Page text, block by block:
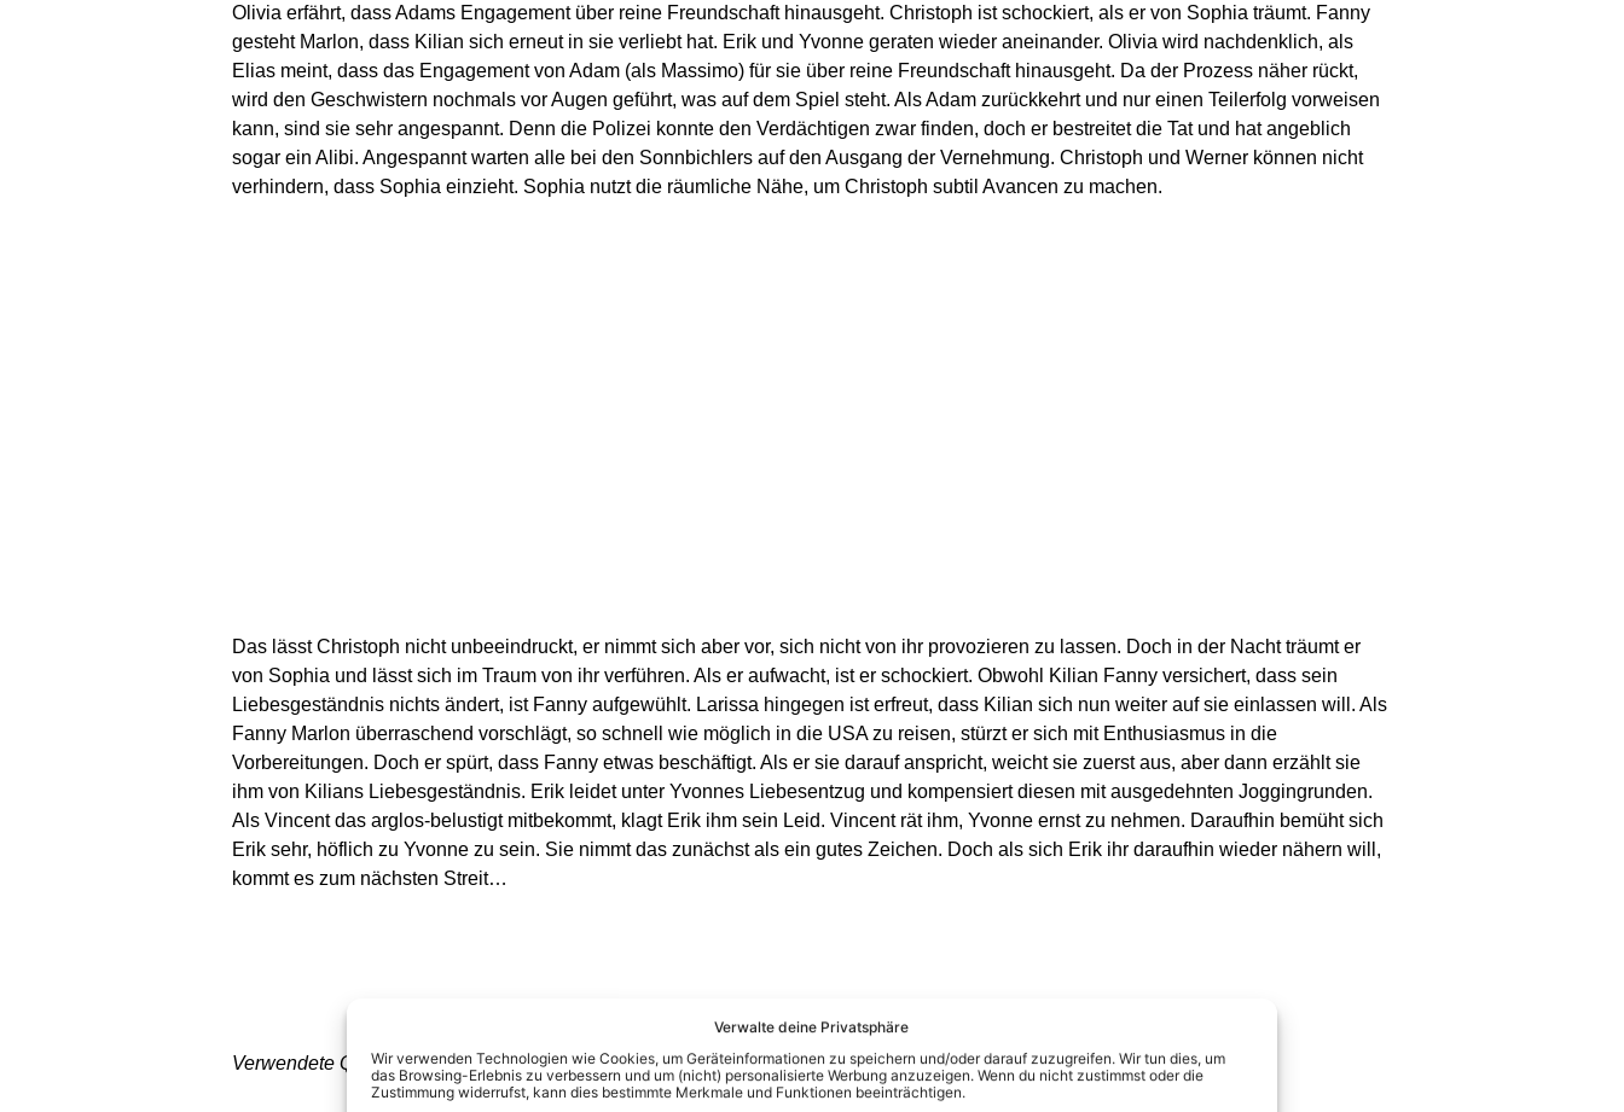
Verwalte deine Privatsphäre
Wir verwenden Technologien wie Cookies, um Geräteinformationen zu speichern und/oder darauf zuzugreifen. Wir tun dies, um
das Browsing-Erlebnis zu verbessern und um (nicht) personalisierte Werbung anzuzeigen. Wenn du nicht zustimmst oder die
Zustimmung widerrufst, kann dies bestimmte Merkmale und Funktionen beeinträchtigen.
Olivia erfährt, dass Adams Engagement über reine Freundschaft hinausgeht. Christoph ist schockiert, als er von Sophia träumt. Fanny
gesteht Marlon, dass Kilian sich erneut in sie verliebt hat. Erik und Yvonne geraten wieder aneinander. Olivia wird nachdenklich, als
Elias meint, dass das Engagement von Adam (als Massimo) für sie über reine Freundschaft hinausgeht. Da der Prozess näher rückt,
wird den Geschwistern nochmals vor Augen geführt, was auf dem Spiel steht. Als Adam zurückkehrt und nur einen Teilerfolg vorweisen
kann, sind sie sehr angespannt. Denn die Polizei konnte den Verdächtigen zwar finden, doch er bestreitet die Tat und hat angeblich
sogar ein Alibi. Angespannt warten alle bei den Sonnbichlers auf den Ausgang der Vernehmung. Christoph und Werner können nicht
verhindern, dass Sophia einzieht. Sophia nutzt die räumliche Nähe, um Christoph subtil Avancen zu machen.
Das lässt Christoph nicht unbeeindruckt, er nimmt sich aber vor, sich nicht von ihr provozieren zu lassen. Doch in der Nacht träumt er
von Sophia und lässt sich im Traum von ihr verführen. Als er aufwacht, ist er schockiert. Obwohl Kilian Fanny versichert, dass sein
Liebesgeständnis nichts ändert, ist Fanny aufgewühlt. Larissa hingegen ist erfreut, dass Kilian sich nun weiter auf sie einlassen will. Als
Fanny Marlon überraschend vorschlägt, so schnell wie möglich in die USA zu reisen, stürzt er sich mit Enthusiasmus in die
Vorbereitungen. Doch er spürt, dass Fanny etwas beschäftigt. Als er sie darauf anspricht, weicht sie zuerst aus, aber dann erzählt sie
ihm von Kilians Liebesgeständnis. Erik leidet unter Yvonnes Liebesentzug und kompensiert diesen mit ausgedehnten Joggingrunden.
Als Vincent das arglos-belustigt mitbekommt, klagt Erik ihm sein Leid. Vincent rät ihm, Yvonne ernst zu nehmen. Daraufhin bemüht sich
Erik sehr, höflich zu Yvonne zu sein. Sie nimmt das zunächst als ein gutes Zeichen. Doch als sich Erik ihr daraufhin wieder nähern will,
kommt es zum nächsten Streit…
Verwendete Quellen: Das Erste